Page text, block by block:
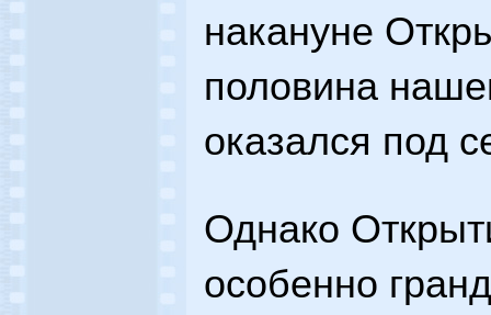
накануне
половина
оказался под
Однако
особенно